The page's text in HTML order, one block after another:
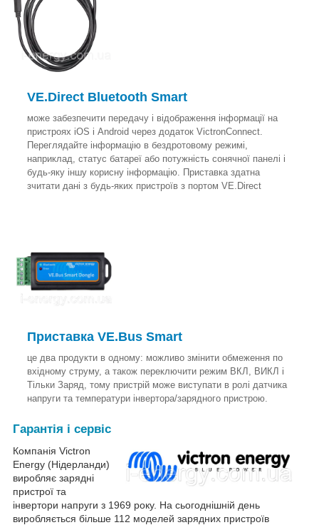
VE.Direct Bluetooth Smart
може забезпечити передачу і відображення інформації на
пристроях iOS і Android через додаток VictronConnect.
Переглядайте інформацію в бездротовому режимі,
наприклад, статус батареї або потужність сонячної панелі і
будь-яку іншу корисну інформацію. Приставка здатна
зчитати дані з будь-яких пристроїв з портом VE.Direct
Приставка VE.Bus Smart
це два продукти в одному: можливо змінити обмеження по
вхідному струму, а також переключити режим ВКЛ, ВИКЛ і
Тільки Заряд, тому пристрій може виступати в ролі датчика
напруги та температури інвертора/зарядного пристрою.
Гарантія і сервіс
Компанія Victron
Energy (Нідерланди)
виробляє зарядні
пристрої та
інвертори напруги з 1969 року. На сьогоднішній день
виробляється більше 112 моделей зарядних пристроїв